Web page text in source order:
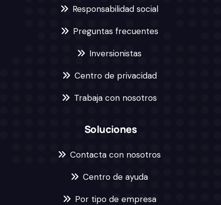
Responsabilidad social
Preguntas frecuentes
Inversionistas
Centro de privacidad
Trabaja con nosotros
Soluciones
Contacta con nosotros
Centro de ayuda
Por tipo de empresa